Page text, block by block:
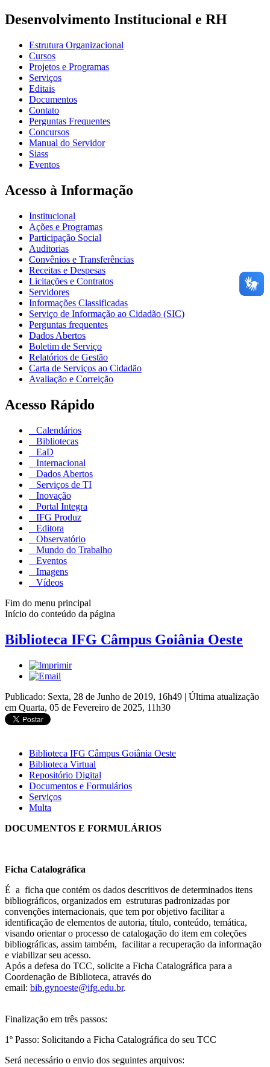
Desenvolvimento Institucional e RH
Estrutura Organizacional
Cursos
Projetos e Programas
Serviços
Editais
Documentos
Contato
Perguntas Frequentes
Concursos
Manual do Servidor
Siass
Eventos
Acesso à Informação
Institucional
Ações e Programas
Participação Social
Auditorias
Convênios e Transferências
Receitas e Despesas
Licitações e Contratos
Servidores
Informações Classificadas
Serviço de Informação ao Cidadão (SIC)
Perguntas frequentes
Dados Abertos
Boletim de Serviço
Relatórios de Gestão
Carta de Serviços ao Cidadão
Avaliação e Correição
Acesso Rápido
Calendários
Bibliotecas
EaD
Internacional
Dados Abertos
Serviços de TI
Inovação
Portal Integra
IFG Produz
Editora
Observatório
Mundo do Trabalho
Eventos
Imagens
Vídeos
Fim do menu principal
Início do conteúdo da página
Biblioteca IFG Câmpus Goiânia Oeste
Publicado: Sexta, 28 de Junho de 2019, 16h49 | Última atualização
em Quarta, 05 de Fevereiro de 2025, 11h30
Biblioteca IFG Câmpus Goiânia Oeste
Biblioteca Virtual
Repositório Digital
Documentos e Formulários
Serviços
Multa
DOCUMENTOS E FORMULÁRIOS
Ficha Catalográfica
É a ficha que contém os dados descritivos de determinados itens
bibliográficos, organizados em estruturas padronizadas por
convenções internacionais, que tem por objetivo facilitar a
identificação de elementos de autoria, título, conteúdo, temática,
visando orientar o processo de catalogação do item em coleções
bibliográficas, assim também, facilitar a recuperação da informação
e viabilizar seu acesso.
Após a defesa do TCC, solicite a Ficha Catalográfica para a
Coordenação de Biblioteca, através do
email: bib.gynoeste@ifg.edu.br.
Finalização em três passos:
1º Passo: Solicitando a Ficha Catalográfica do seu TCC
Será necessário o envio dos seguintes arquivos: